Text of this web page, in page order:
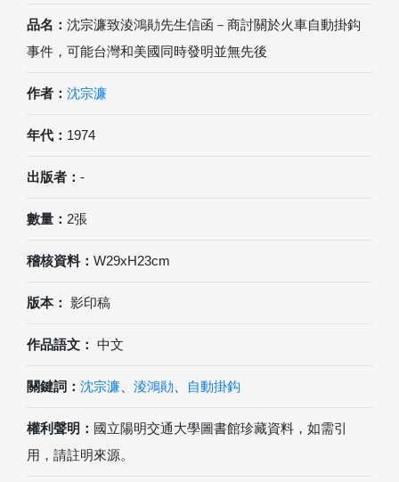
品名： 沈宗濂致淩鴻勛先生信函－商討關於火車自動掛鈎
事件，可能台灣和美國同時發明並無先後
作者： 沈宗濂
年代： 1974
出版者： -
數量： 2張
稽核資料： W29xH23cm
版本： 影印稿
作品語文： 中文
關鍵詞： 沈宗濂 淩鴻勛 自動掛鈎
權利聲明： 國立陽明交通大學圖書館珍藏資料，如需引
用，請註明來源。